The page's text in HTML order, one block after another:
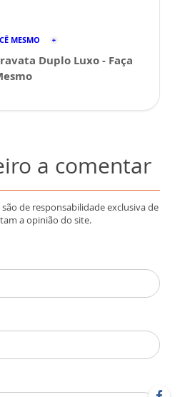
MESMO
Duplo Luxo - Faça
a comentar
de responsabilidade exclusiva de
a opinião do site.